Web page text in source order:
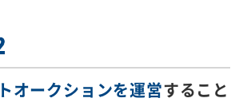
オークションを運営すること